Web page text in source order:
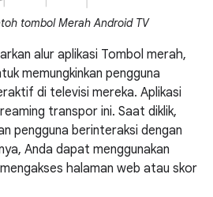
tombol Merah Android TV
alur aplikasi Tombol merah,
memungkinkan pengguna
di televisi mereka. Aplikasi
transpor ini. Saat diklik,
pengguna berinteraksi dengan
Anda dapat menggunakan
halaman web atau skor